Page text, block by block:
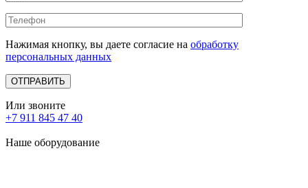
Нажимая кнопку, вы даете согласие на обработку
персональных данных
Или звоните
+7 911 845 47 40
Наше оборудование